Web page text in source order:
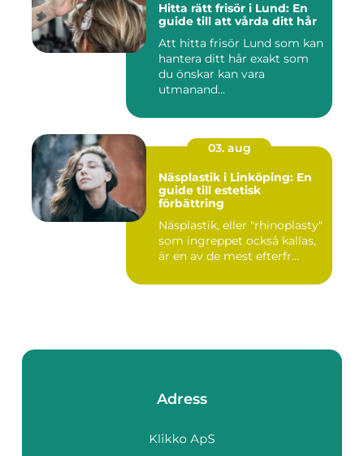
Hitta rätt frisör i Lund: En
guide till att vårda ditt hår
Att hitta frisör Lund som kan
hantera ditt hår exakt som
du önskar kan vara
utmanand...
03. aug
Näsplastik i Linköping: En
guide till estetisk
förbättring
Näsplastik, eller "rhinoplasty"
som ingreppet också kallas,
är en av de mest efterfr...
Adress